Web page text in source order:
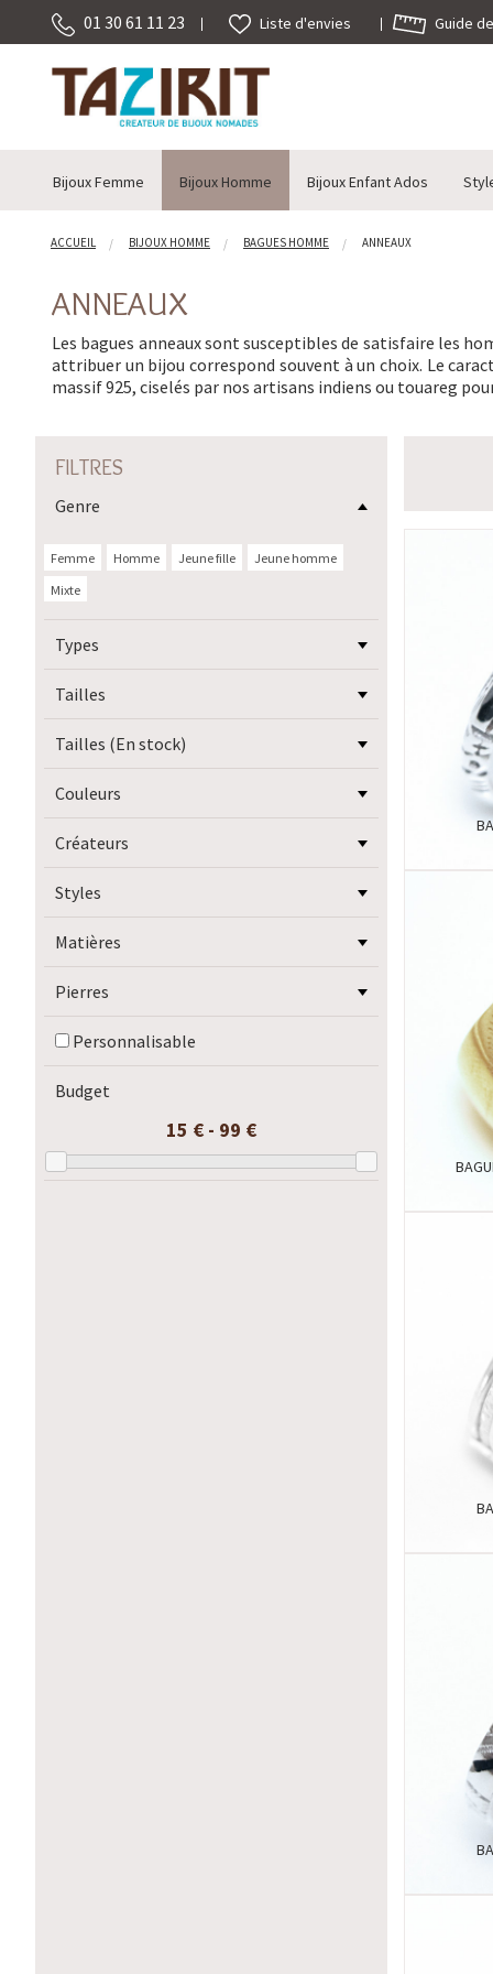
01 30 61 11 23 Liste d'envies Guide
Bijoux Femme Bijoux Homme Bijoux Enfant Ados
ACCUEIL BIJOUX HOMME BAGUES HOMME ANNEAUX
ANNEAUX
Les bagues anneaux sont susceptibles de satisfaire les
attribuer un bijou correspond souvent à un choix. Le
massif 925, ciselés par nos artisans indiens ou touareg
FILTRES
Genre
Femme Homme Jeune fille
Jeune homme
Mixte
Types
Tailles
Tailles (En stock)
Couleurs
Créateurs
Styles
Matières
Pierres
Personnalisable
Budget
15 € - 99 €